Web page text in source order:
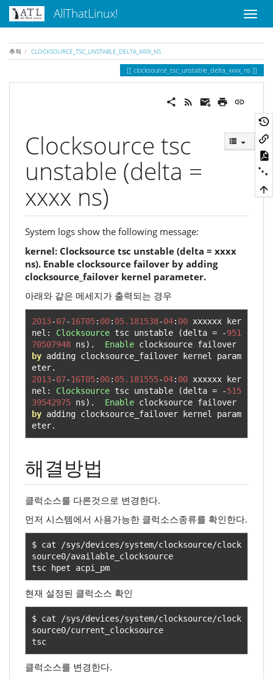
AllThatLinux!
추적 CLOCKSOURCE_TSC_UNSTABLE_DELTA_XXXX_NS
clocksource_tsc_unstable_delta_xxxx_ns
Clocksource tsc
unstable (delta =
xxxx ns)
System logs show the following message:
kernel: Clocksource tsc unstable (delta = xxxx
ns). Enable clocksource failover by adding
clocksource_failover kernel parameter.
아래와 같은 메세지가 출력되는 경우
2013-07-16T05: 00: 05.181538-04: 00 xxxxxx ker
nel : Clocksource tsc unstable (delta = -951
70507948 ns). Enable
by adding clocksource_failover kernel param
eter.
2013-07-16T05: 00: 05.181555-04: 00 xxxxxx ker
nel : Clocksource tsc unstable (delta = -515
39542975 ns). Enable
by adding clocksource_failover kernel param
eter.
해결방법
클럭소스를 다른것으로 변경한다.
먼저 시스템에서 사용가능한 클럭소스종류를 확인한다.
$ cat /sys/devices/system/clocksource/clock
source0/available_clocksource
tsc hpet acpi_pm
현재 설정된 클럭소스 확인
$ cat /sys/devices/system/clocksource/clock
source0/current_clocksource
tsc
클럭소스를 변경한다.